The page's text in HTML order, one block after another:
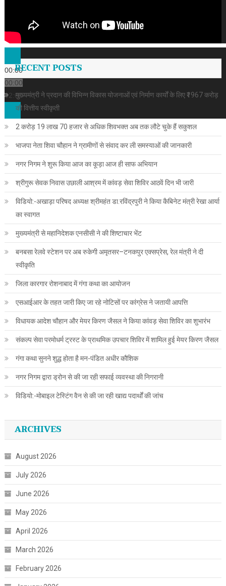
00:00
00:00
02:00
RECENT POSTS
मुख्यमंत्री ने प्रदान की विभिन्न विकास योजनाओं एवं निर्माण कार्यों के लिए ₹1967 करोड़
की वित्तीय स्वीकृती
2 करोड़ 19 लाख 70 हजार से अधिक शिवभक्त अब तक लौटे चुके हैं सकुशल
भाजपा नेता शिवा चौहान ने ग्रामीणों से संवाद कर ली समस्याओं की जानकारी
नगर निगम ने शुरू किया आज का कूड़ा आज ही साफ अभियान
श्रीगुरू सेवक निवास उछाली आश्रम में कांवड़ सेवा शिविर आठवें दिन भी जारी
विडियो:-अखाड़ा परिषद अध्यक्ष श्रीमहंत डा.रविंद्रपुरी ने किया कैबिनेट मंत्री रेखा आर्या
का स्वागत
मुख्यमंत्री से महानिदेशक एनसीसी ने की शिष्टाचार भेंट
बनबसा रेलवे स्टेशन पर अब रुकेगी अमृतसर–टनकपुर एक्सप्रेस, रेल मंत्री ने दी
स्वीकृति
जिला कारगार रोशनाबाद में गंगा कथा का आयोजन
एसआईआर के तहत जारी किए जा रहे नोटिसों पर कांग्रेस ने जतायी आपत्ति
विधायक आदेश चौहान और मेयर किरण जैसल ने किया कांवड़ सेवा शिविर का शुभारंभ
संकल्प सेवा परमोधर्म ट्रस्ट के प्राथमिक उपचार शिविर में शामिल हुई मेयर किरण जैसल
गंगा कथा सुनने शुद्ध होता है मन-पंडित अधीर कौशिक
नगर निगम द्वारा ड्रोन से की जा रही सफाई व्यवस्था की निगरानी
विडियो:-मोबाइल टेस्टिंग वैन से की जा रही खाद्य पदार्थों की जांच
ARCHIVES
August 2026
July 2026
June 2026
May 2026
April 2026
March 2026
February 2026